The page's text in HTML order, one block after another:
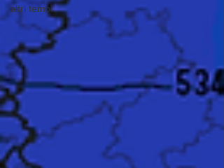
altri tempi